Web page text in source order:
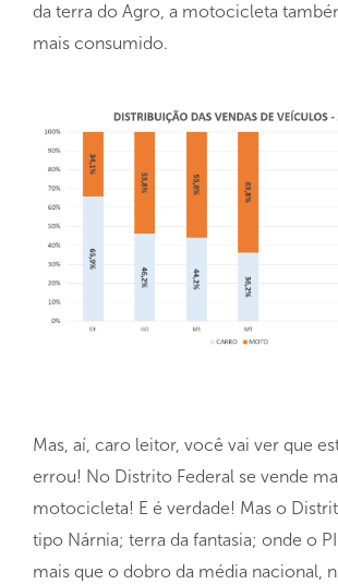
da terra do Agro, a motocicleta
mais consumido.
Mas, aí, caro leitor, você vai ver que
errou! No Distrito Federal se vende
motocicleta! E é verdade! Mas o
tipo Nárnia; terra da fantasia; onde o
mais que o dobro da média nacional,